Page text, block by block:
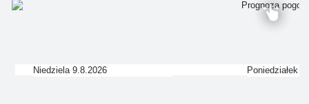
Niedziela 9.8.2026 Poniedziałek